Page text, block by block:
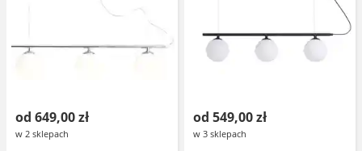
od 649,00 zł
w 2 sklepach
od 549,00 zł
w 3 sklepach